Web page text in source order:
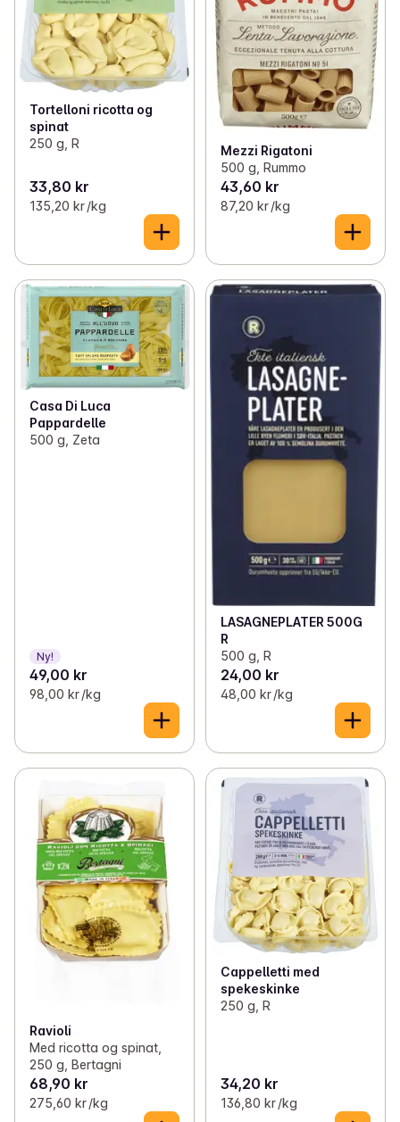
Tortelloni ricotta og
spinat
250 g, R
33,80 kr
135,20 kr /kg
Mezzi Rigatoni
500 g, Rummo
43,60 kr
87,20 kr /kg
Casa Di Luca
Pappardelle
500 g, Zeta
Ny!
49,00 kr
98,00 kr /kg
LASAGNEPLATER 500G
R
500 g, R
24,00 kr
48,00 kr /kg
Ravioli
Med ricotta og spinat,
250 g, Bertagni
68,90 kr
275,60 kr /kg
Cappelletti med
spekeskinke
250 g, R
34,20 kr
136,80 kr /kg